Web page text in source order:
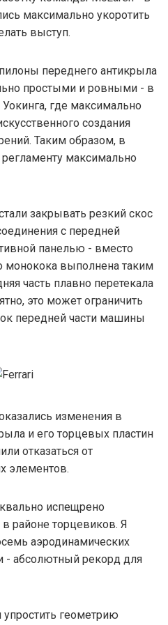
максимально укоротить
выступ.
переднего антикрыла
простыми и ровными - в
где максимально
создания
Таким образом, в
максимально
закрывать резкий скос
с передней
панелью - вместо
монокока выполнена таким
часть плавно перетекала
это может ограничить
передней части машины
изменения в
и его торцевых пластин
отказаться от
элементов.
испещрено
районе торцевиков. Я
аэродинамических
- абсолютный рекорд для
геометрию